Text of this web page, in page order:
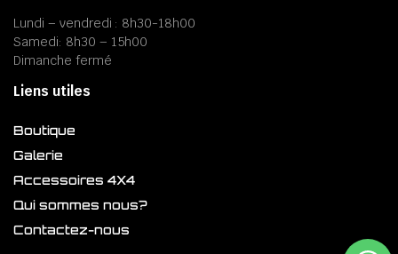
Lundi – vendredi : 8h30-18h00
Samedi: 8h30 – 15h00
Dimanche fermé
Liens utiles
Boutique
Galerie
Accessoires 4X4
Qui sommes nous?
Contactez-nous